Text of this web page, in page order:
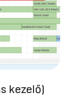
kezelő)